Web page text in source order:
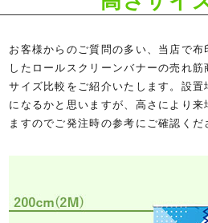
お客様からのご質問の多い、当店で
したロールスクリーンバナーの売れ
サイズ比較をご紹介いたします。設
になるかと思いますが、高さにより
ますのでご発注時の参考にご確認くだ